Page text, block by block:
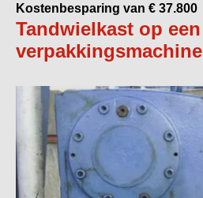
Kostenbesparing van € 37.800
Tandwielkast op een
verpakkingsmachine